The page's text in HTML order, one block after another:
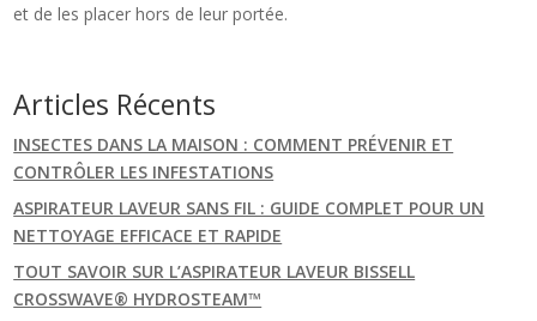
et de les placer hors de leur portée.
Articles Récents
INSECTES DANS LA MAISON : COMMENT PRÉVENIR ET
CONTRÔLER LES INFESTATIONS
ASPIRATEUR LAVEUR SANS FIL : GUIDE COMPLET POUR UN
NETTOYAGE EFFICACE ET RAPIDE
TOUT SAVOIR SUR L’ASPIRATEUR LAVEUR BISSELL
CROSSWAVE® HYDROSTEAM™